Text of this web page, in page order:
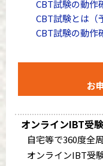
CBT試験の動作
CBT試験とは（
CBT試験の動作
お
オンラインIBT受験
自宅等で360度全
オンラインIBT受